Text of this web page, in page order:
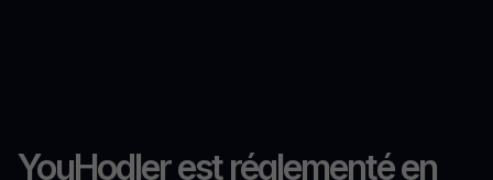
YouHodler est réglementé en